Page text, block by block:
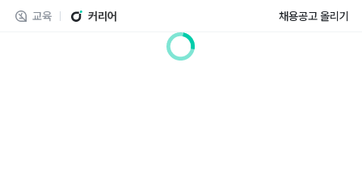
교육 커리어 채용공고 올리기